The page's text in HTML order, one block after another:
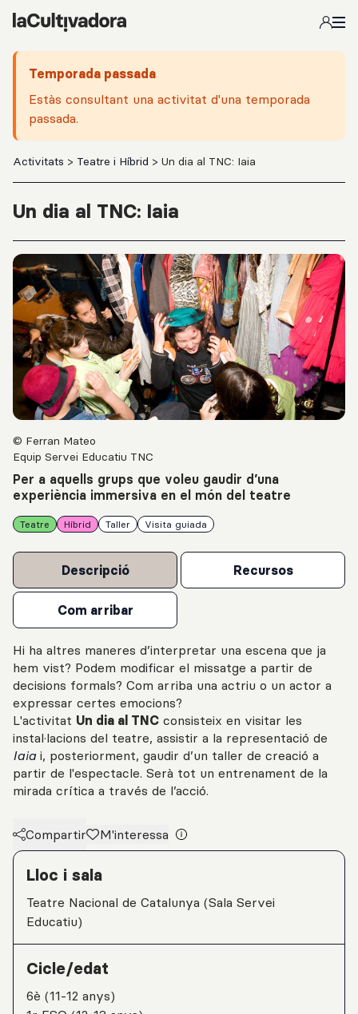
Salta al contingut principal
Temporada passada
Estàs consultant una activitat d'una temporada
passada.
Activitats > Teatre i Híbrid > Un dia al TNC: Iaia
Un dia al TNC: Iaia
© Ferran Mateo
Equip Servei Educatiu TNC
Per a aquells grups que voleu gaudir d’una
experiència immersiva en el món del teatre
Teatre Híbrid Taller Visita guiada
Descripció Recursos
Com arribar
Hi ha altres maneres d’interpretar una escena que ja
hem vist? Podem modificar el missatge a partir de
decisions formals? Com arriba una actriu o un actor a
expressar certes emocions?
L'activitat Un dia al TNC consisteix en visitar les
instal·lacions del teatre, assistir a la representació de
Iaiai, posteriorment, gaudir d’un taller de creació a
partir de l'espectacle. Serà tot un entrenament de la
mirada crítica a través de l’acció.
Compartir
M'interessa
Detalls de l'activitat
Lloc i sala
Teatre Nacional de Catalunya (Sala Servei
Educatiu)
Cicle/edat
6è (11-12 anys)